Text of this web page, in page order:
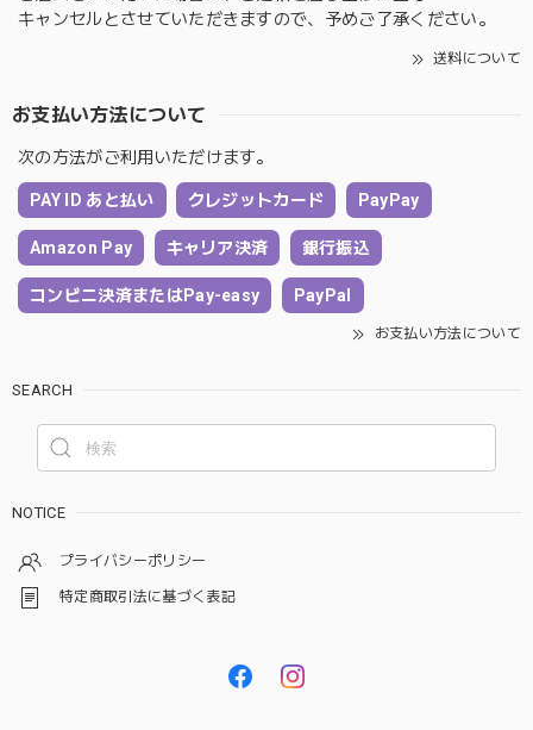
キャンセルとさせていただきますので、予めご了承ください。
送料について
お支払い方法について
次の方法がご利用いただけます。
PAY ID あと払い クレジットカード PayPay
Amazon Pay キャリア決済 銀行振込
コンビニ決済またはPay-easy PayPal
お支払い方法について
SEARCH
NOTICE
プライバシーポリシー
特定商取引法に基づく表記